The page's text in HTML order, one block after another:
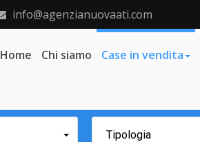
info@agenzianuovaati.com
Home Chi siamo Case in vendita
Tipologia